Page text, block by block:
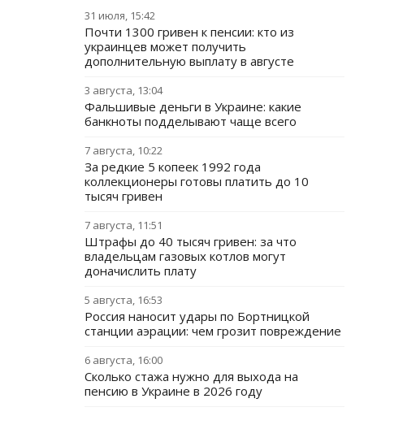
31 июля, 15:42
Почти 1300 гривен к пенсии: кто из
украинцев может получить
дополнительную выплату в августе
3 августа, 13:04
Фальшивые деньги в Украине: какие
банкноты подделывают чаще всего
7 августа, 10:22
За редкие 5 копеек 1992 года
коллекционеры готовы платить до 10
тысяч гривен
7 августа, 11:51
Штрафы до 40 тысяч гривен: за что
владельцам газовых котлов могут
доначислить плату
5 августа, 16:53
Россия наносит удары по Бортницкой
станции аэрации: чем грозит повреждение
6 августа, 16:00
Сколько стажа нужно для выхода на
пенсию в Украине в 2026 году